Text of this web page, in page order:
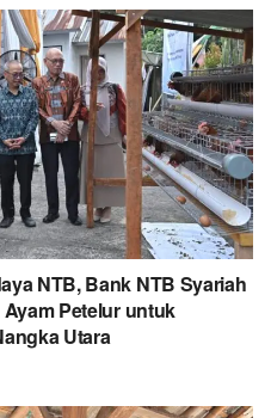
NTB, Bank NTB Syariah
Petelur untuk
Utara